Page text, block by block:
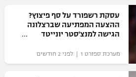
עסקת רשפורד על סף פיצוץ?
ההצעה המפתיעה שברצלונה
הגישה למנצ'סטר יונייטד
מערכת ספורט 1 | לפני 2 חודשים